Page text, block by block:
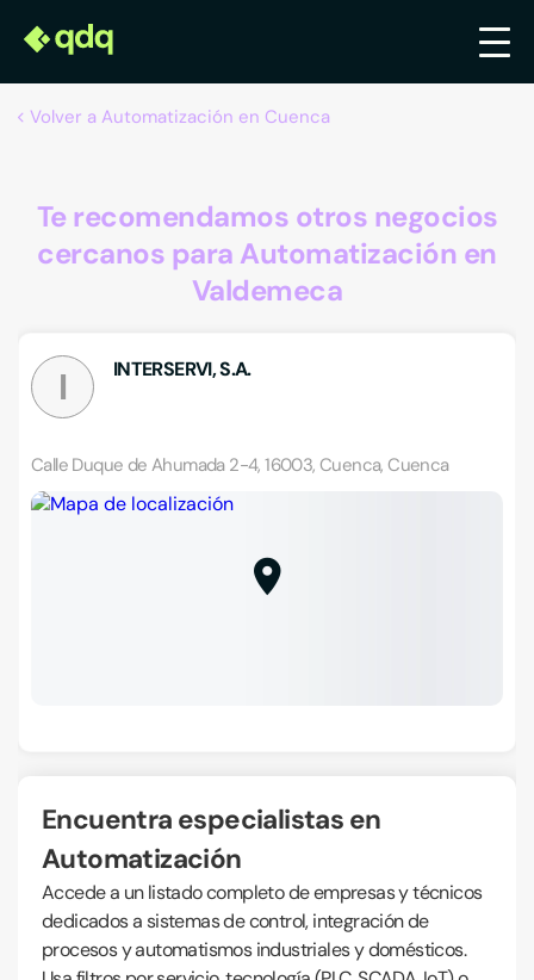
Volver a Automatización en Cuenca
Te recomendamos otros negocios
cercanos para Automatización en
Valdemeca
I INTERSERVI, S.A.
Calle Duque de Ahumada 2-4, 16003, Cuenca, Cuenca
Encuentra especialistas en
Automatización
Accede a un listado completo de empresas y técnicos
dedicados a sistemas de control, integración de
procesos y automatismos industriales y domésticos.